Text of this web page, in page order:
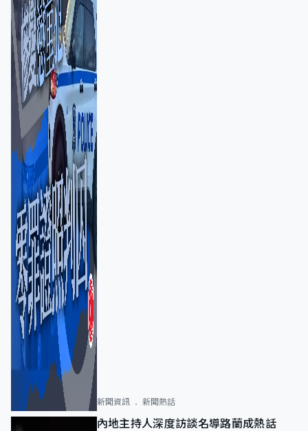
新聞資訊 新聞熱話
內地主持人深度訪談名導路蘭成熱話